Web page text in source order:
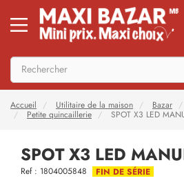
Accueil Utilitaire de la maison Bazar
Petite quincaillerie
SPOT X3 LED
SPOT X3 LED
Ref : 1804005848 FIN DE SÉRIE